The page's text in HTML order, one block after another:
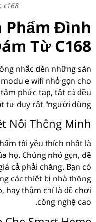
c168
Phẩm Đình
Từ C168
nhắc đến những sản
wifi nhỏ gọn cho
phức tạp, tất cả đều
tư duy rất "người dùng".
Nối Thông Minh
tôi yêu thích nhất là
họ. Chúng nhỏ gọn, dễ
cả phải chăng. Bạn có
các thiết bị nhà thông
hay thậm chí là đồ chơi
công nghệ cao.